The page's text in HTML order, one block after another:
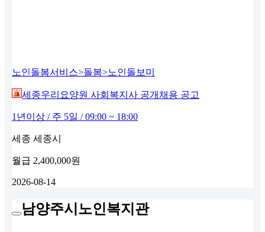
노인돌봄서비스>돌봄>노인돌보미
세종우리요양원 사회복지사 공개채용 공고
1년이상 / 주 5일 / 09:00 ~ 18:00
세종 세종시
월급 2,400,000원
2026-08-14
남양주시노인복지관